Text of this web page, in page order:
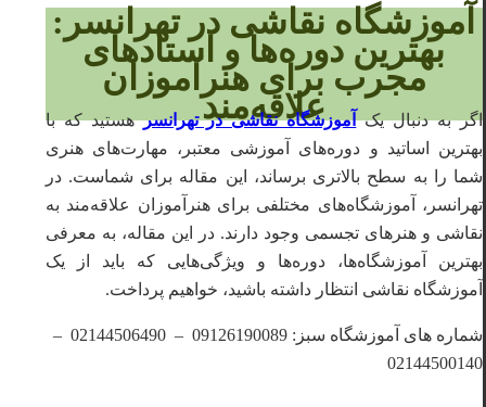
آموزشگاه نقاشی در تهرانسر:
بهترین دوره‌ها و استادهای
مجرب برای هنرآموزان
علاقه‌مند اگر به دنبال یکآموزشگاه نقاشی در تهرانسرهستید که با
بهترین اساتید و دوره‌های آموزشی معتبر، مهارت‌های هنری
شما را به سطح بالاتری برساند، این مقاله برای شماست. در
تهرانسر، آموزشگاه‌های مختلفی برای هنرآموزان علاقه‌مند به
نقاشی و هنرهای تجسمی وجود دارند. در این مقاله، به معرفی
بهترین آموزشگاه‌ها، دوره‌ها و ویژگی‌هایی که باید از یک
آموزشگاه نقاشی انتظار داشته باشید، خواهیم پرداخت.
شماره های آموزشگاه سبز: 09126190089 – 02144506490 –
02144500140